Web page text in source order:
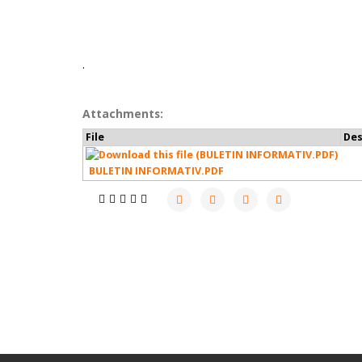
.
Attachments:
File
BULETIN INFORMATIV.PDF